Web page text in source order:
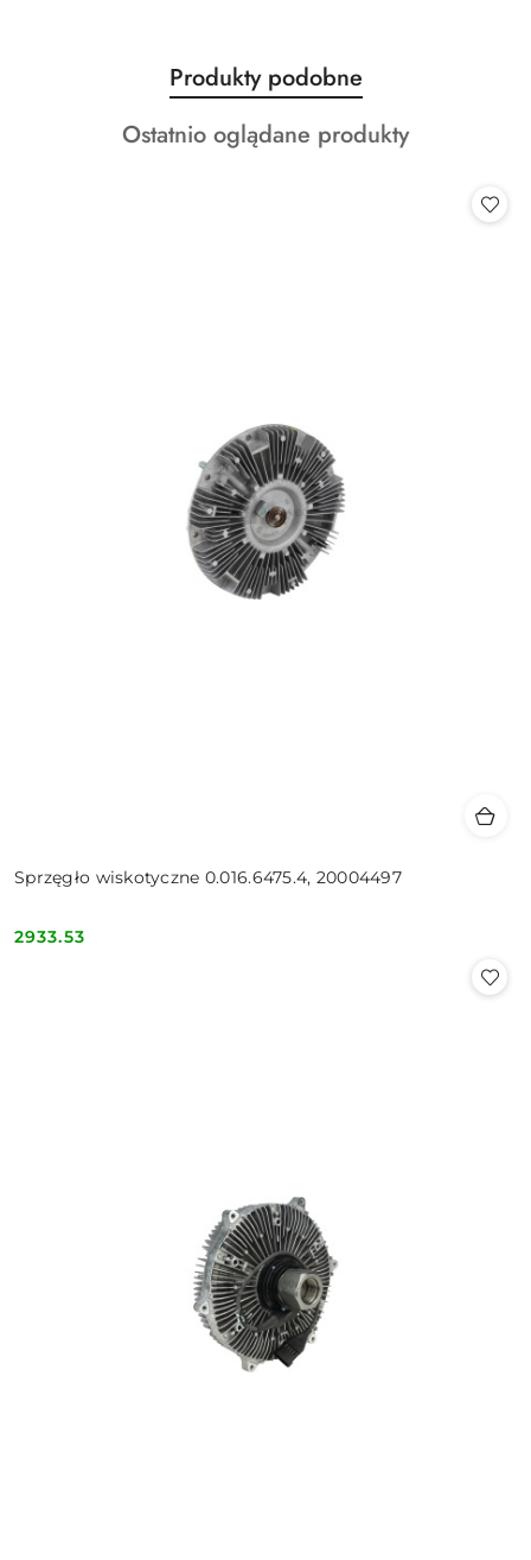
Pomiń karuzelę produktów
Produkty
o
statusie:
Produkty podobne
Produkty
Ostatnio oglądane produkty
Sprzęgło wiskotyczne 0.016.6475.4, 20004497
Cena:
2933.53